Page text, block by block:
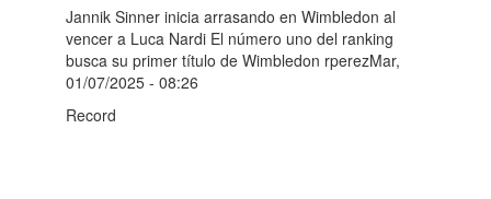
Jannik Sinner inicia arrasando en Wimbledon al
vencer a Luca Nardi El número uno del ranking
busca su primer título de Wimbledon rperezMar,
01/07/2025 - 08:26
Record